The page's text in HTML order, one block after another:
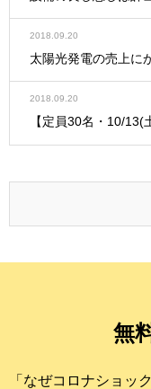
2018.09.20
太陽光発電の売上に
2018.09.20
【定員30名・10/
無
「なぜコロナショッ